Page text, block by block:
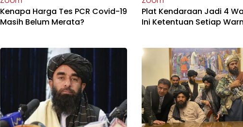
Kenapa Harga Tes PCR Covid-19
Masih Belum Merata?
Plat Kendaraan Jadi 4
Ini Ketentuan Setiap